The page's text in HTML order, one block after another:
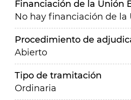
Financiación de la Unión
No hay financiación de la
Procedimiento de
Abierto
Tipo de tramitación
Ordinaria